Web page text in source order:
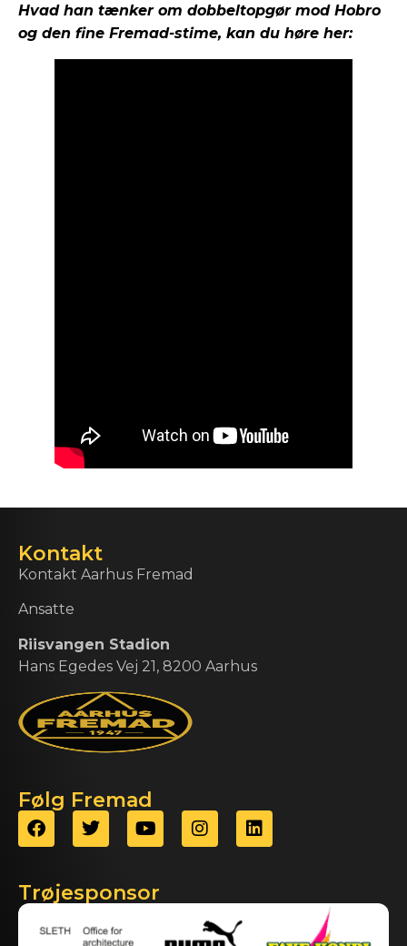
Hvad han tænker om dobbeltopgør mod Hobro
og den fine Fremad-stime, kan du høre her:
Kontakt
Kontakt Aarhus Fremad
Ansatte
Riisvangen Stadion
Hans Egedes Vej 21, 8200 Aarhus
Følg Fremad
Trøjesponsor